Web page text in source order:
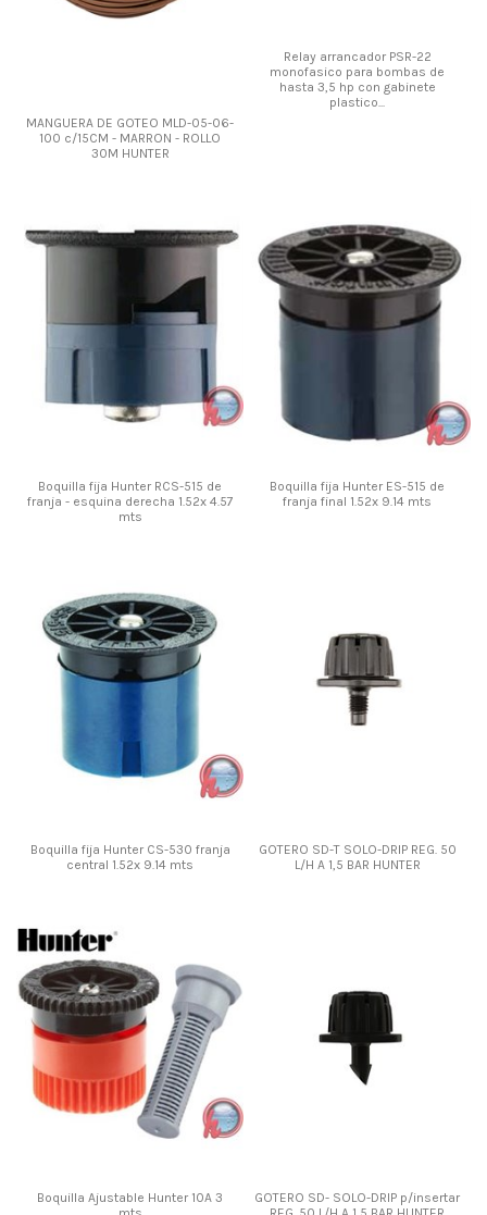
MANGUERA DE GOTEO MLD-05-06-
100 c/15CM - MARRON - ROLLO
30M HUNTER
Relay arrancador PSR-22
monofasico para bombas de
hasta 3,5 hp con gabinete
plastico...
Boquilla fija Hunter RCS-515 de
franja - esquina derecha 1.52x 4.57
mts
Boquilla fija Hunter ES-515 de
franja final 1.52x 9.14 mts
Boquilla fija Hunter CS-530 franja
central 1.52x 9.14 mts
GOTERO SD-T SOLO-DRIP REG. 50
L/H A 1,5 BAR HUNTER
Boquilla Ajustable Hunter 10A 3
GOTERO SD- SOLO-DRIP p/insertar